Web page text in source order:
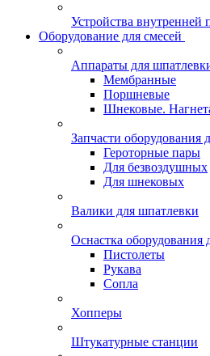
Устройства внутренней
Оборудование для смесей
Аппараты для
Мембранные
Поршневые
Шнековые.
Запчасти оборудования
Героторные пары
Для безвоздушных
Для шнековых
Валики для шпатлевки
Оснастка оборудования
Пистолеты
Рукава
Сопла
Хопперы
Штукатурные станции